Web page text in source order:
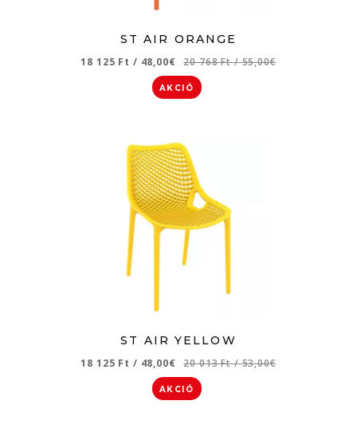
ST AIR ORANGE
18 125 Ft / 48,00€ 20 768 Ft/ 55,00€
AKCIÓ
ST AIR YELLOW
18 125 Ft / 48,00€ 20 013 Ft/ 53,00€
AKCIÓ